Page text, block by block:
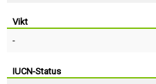
Vikt
-
IUCN-Status